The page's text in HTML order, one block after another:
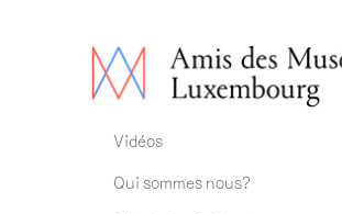
Association ADM
Vidéos
Qui sommes nous?